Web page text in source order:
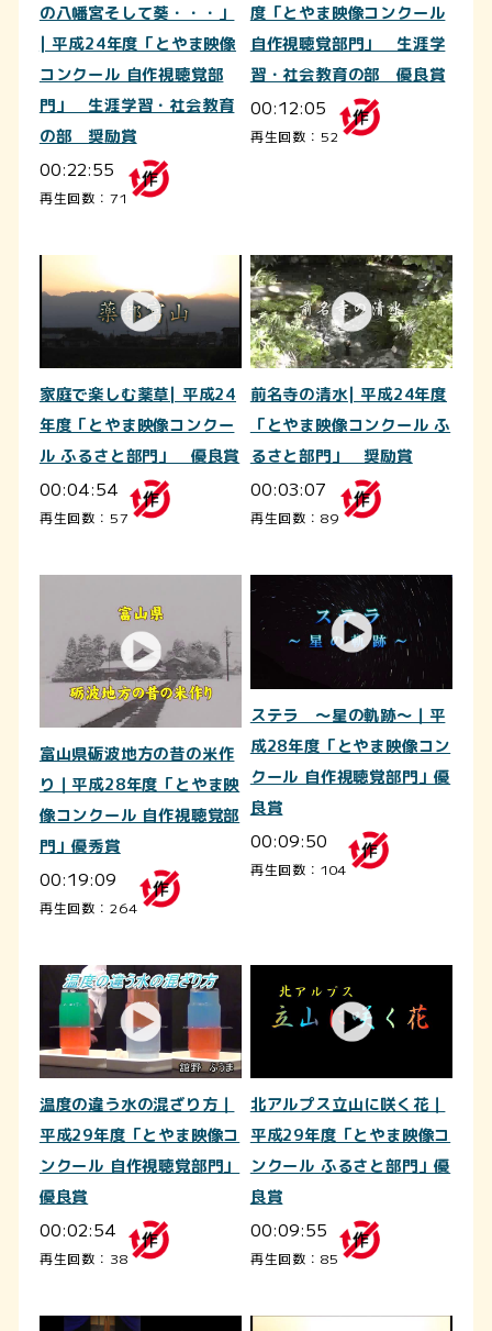
の八幡宮そして葵・・・」
| 平成24年度「とやま映像
コンクール 自作視聴覚部
門」 生涯学習・社会教育
の部 奨励賞
00:22:55
再生回数：71
度「とやま映像コンクール
自作視聴覚部門」 生涯学
習・社会教育の部 優良賞
00:12:05
再生回数：52
家庭で楽しむ薬草| 平成24
年度「とやま映像コンクー
ル ふるさと部門」 優良賞
00:04:54
再生回数：57
前名寺の清水| 平成24年度
「とやま映像コンクール ふ
るさと部門」 奨励賞
00:03:07
再生回数：89
富山県砺波地方の昔の米作
り｜平成28年度「とやま映
像コンクール 自作視聴覚部
門」優秀賞
00:19:09
再生回数：264
ステラ ～星の軌跡～｜平
成28年度「とやま映像コン
クール 自作視聴覚部門」優
良賞
00:09:50
再生回数：104
温度の違う水の混ざり方｜
平成29年度「とやま映像コ
ンクール 自作視聴覚部門」
優良賞
00:02:54
再生回数：38
北アルプス立山に咲く花｜
平成29年度「とやま映像コ
ンクール ふるさと部門」優
良賞
00:09:55
再生回数：85